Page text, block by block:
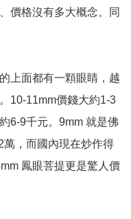
價格沒有多大概念。同
上面都有一顆眼睛，越
10-11mm價錢大約1-3
6-9千元。9mm 就是佛
，而國內現在炒作得
鳳眼菩提更是驚人價